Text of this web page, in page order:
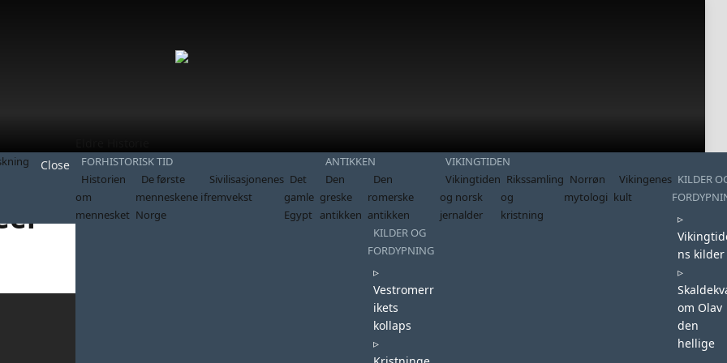
Close
FORHISTORISK TID
Historien
om
mennesket
De første
menneskene i
Norge
Sivilisasjonenes
fremvekst
Det
gamle
Egypt
ANTIKKEN
Den
greske
antikken
Den
romerske
antikken
KILDER OG
FORDYPNING
▹
Vestromerr
ikets
kollaps
▹
VIKINGTIDEN
Vikingtiden
og norsk
jernalder
Rikssamling
og
kristning
Norrøn
mytologi
Vikingenes
kult
KILDER
▹
ns kilder
▹
om Olav
den
hellige